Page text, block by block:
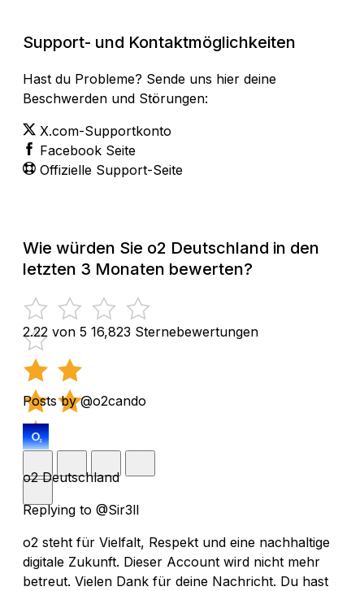
Support- und Kontaktmöglichkeiten
Hast du Probleme? Sende uns hier deine
Beschwerden und Störungen:
X.com-Supportkonto
Facebook Seite
Offizielle Support-Seite
Wie würden Sie o2 Deutschland in den
letzten 3 Monaten bewerten?
2.22 von 5 16,823 Sternebewertungen
Posts by @o2cando
o2 Deutschland
Replying to @Sir3ll
o2 steht für Vielfalt, Respekt und eine nachhaltige
digitale Zukunft. Dieser Account wird nicht mehr
betreut. Vielen Dank für deine Nachricht. Du hast